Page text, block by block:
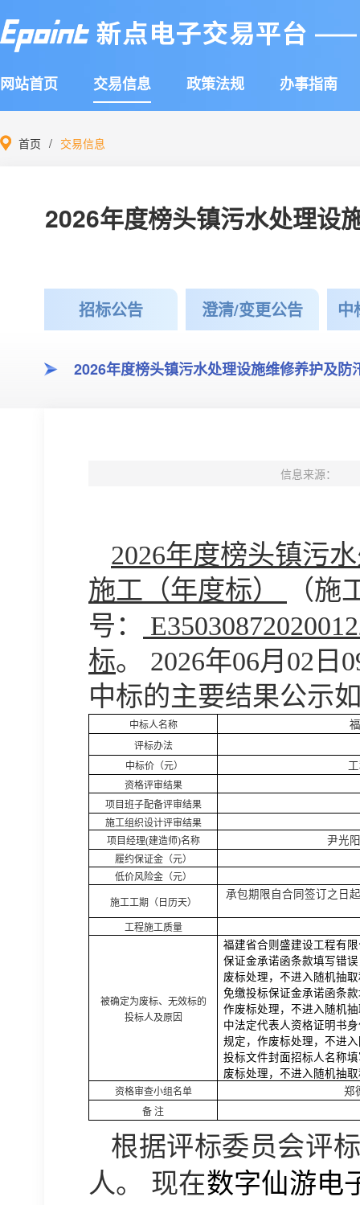
网站首页 交易信息 政策法规 办事指南
首页 交易信息
2026年度榜头镇污水处理设
招标公告 澄清/变更公告 中
2026年度榜头镇污水处理设施维修养护及
信息来源：
2026年度榜头镇污
施工（年度标）
（施
号：
标。 2026年06月 02 日
中标的主要结果公示
中标人名称
评标办法
中标价（元）
资格评审结果
项目班子配备评审结果
施工组织设计评审结果
项目经理(建造师)名称 尹光
履约保证金（元）
低价风险金（元）
施工工期（日历天）
承包期限自合同签订之日起
工程施工质量
被确定为废标、无效标的
投标人及原因
福建省合则盛建设工程有
保证金承诺函条款填写错
废标处理，不进入随机抽
免缴投标保证金承诺函条
作废标处理，不进入随机
中法定代表人资格证明书
规定，作废标处理，不进
投标文件封面招标人名称
废标处理，不进入随机抽
资格审查小组名单 郑
备 注
根据评标委员会评
人。
现在数字仙游电